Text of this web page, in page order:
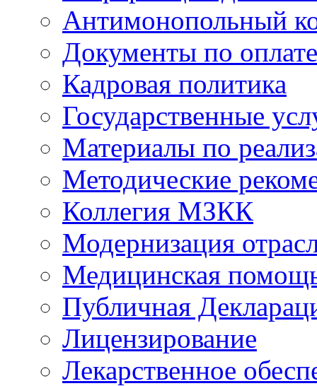
Антимонопольный
Документы по
Кадровая политика
Государственные
Материалы по
Методические
Коллегия МЗКК
Модернизация
Медицинская
Публичная
Лицензирование
Лекарственное